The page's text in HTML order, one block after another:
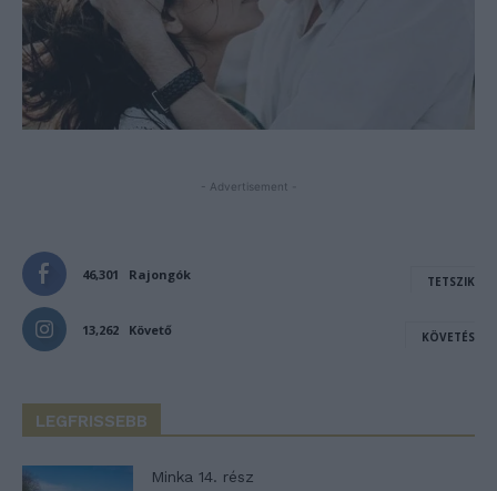
- Advertisement -
46,301 Rajongók TETSZIK
13,262 Követő KÖVETÉS
LEGFRISSEBB
Minka 14. rész